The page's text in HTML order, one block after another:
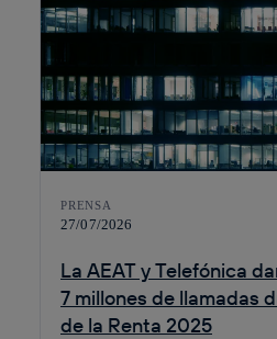
PRENSA
27/07/2026
La AEAT y Telefónica
7 millones de llamadas
de la Renta 2025